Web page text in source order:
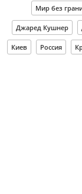
Мир без
Джаред Кушнер
Киев Россия